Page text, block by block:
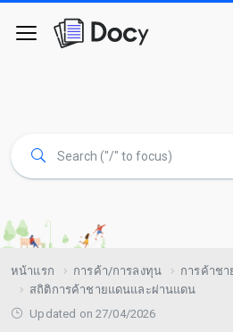
หน้าแรก การค้า/การลงทุน
การค้าช
สถิติการค้าชายแดนและผ่านแดน
Updated on 27/04/2026